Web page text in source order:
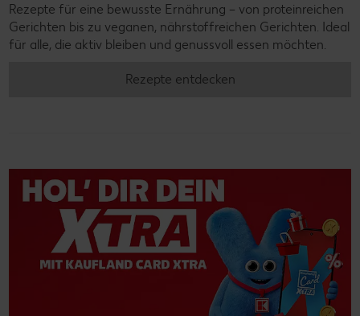
Rezepte für eine bewusste Ernährung – von proteinreichen
Gerichten bis zu veganen, nährstoffreichen Gerichten. Ideal
für alle, die aktiv bleiben und genussvoll essen möchten.
Rezepte entdecken